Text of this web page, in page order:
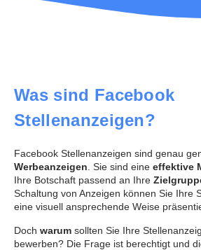
Was sind Facebook
Stellenanzeigen?
Facebook Stellenanzeigen sind genau
Werbeanzeigen . Sie sind eine effektive
Ihre Botschaft passend an Ihre
Schaltung von Anzeigen können Sie Ihre
eine visuell ansprechende Weise
Doch warum sollten Sie Ihre
bewerben? Die Frage ist berechtigt und